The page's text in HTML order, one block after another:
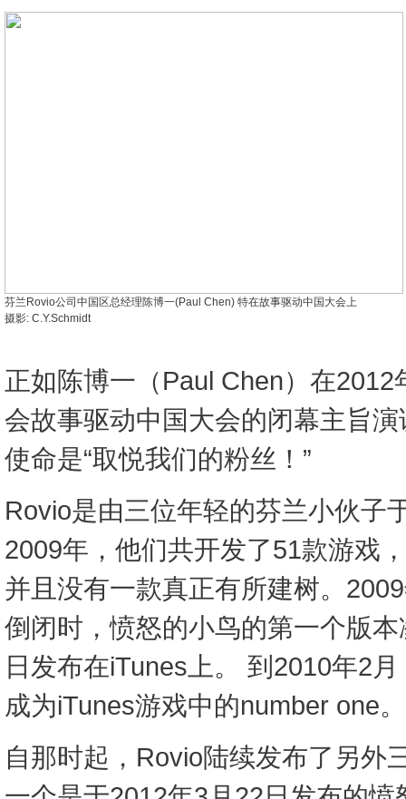
芬兰Rovio公司中国区总经理陈博一(Paul Chen) 特在故事驱动中国大会上
摄影: C.Y.Schmidt
正如陈博一（Paul Chen）在
会故事驱动中国大会的闭幕主旨
使命是“取悦我们的粉丝！”
Rovio是由三位年轻的芬兰小伙子
2009年，他们共开发了51款游戏
并且没有一款真正有所建树。
倒闭时，愤怒的小鸟的第一个版
日发布在iTunes上。 到2010年2
成为iTunes游戏中的number one。
自那时起，Rovio陆续发布了另外